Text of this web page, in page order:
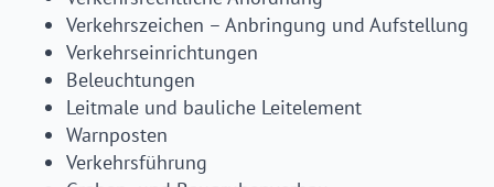
Verkehrszeichen – Anbringung und Aufstellung
Verkehrseinrichtungen
Beleuchtungen
Leitmale und bauliche Leitelement
Warnposten
Verkehrsführung